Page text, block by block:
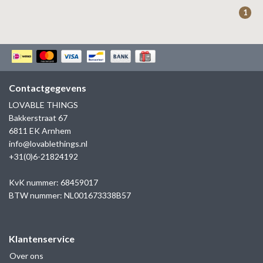
KAPTEN & SON
1
Contactgegevens
LOVABLE THINGS
Bakkerstraat 67
6811 EK Arnhem
info@lovablethings.nl
+31(0)6-21824192
KvK nummer: 68459017
BTW nummer: NL001673338B57
Klantenservice
Over ons